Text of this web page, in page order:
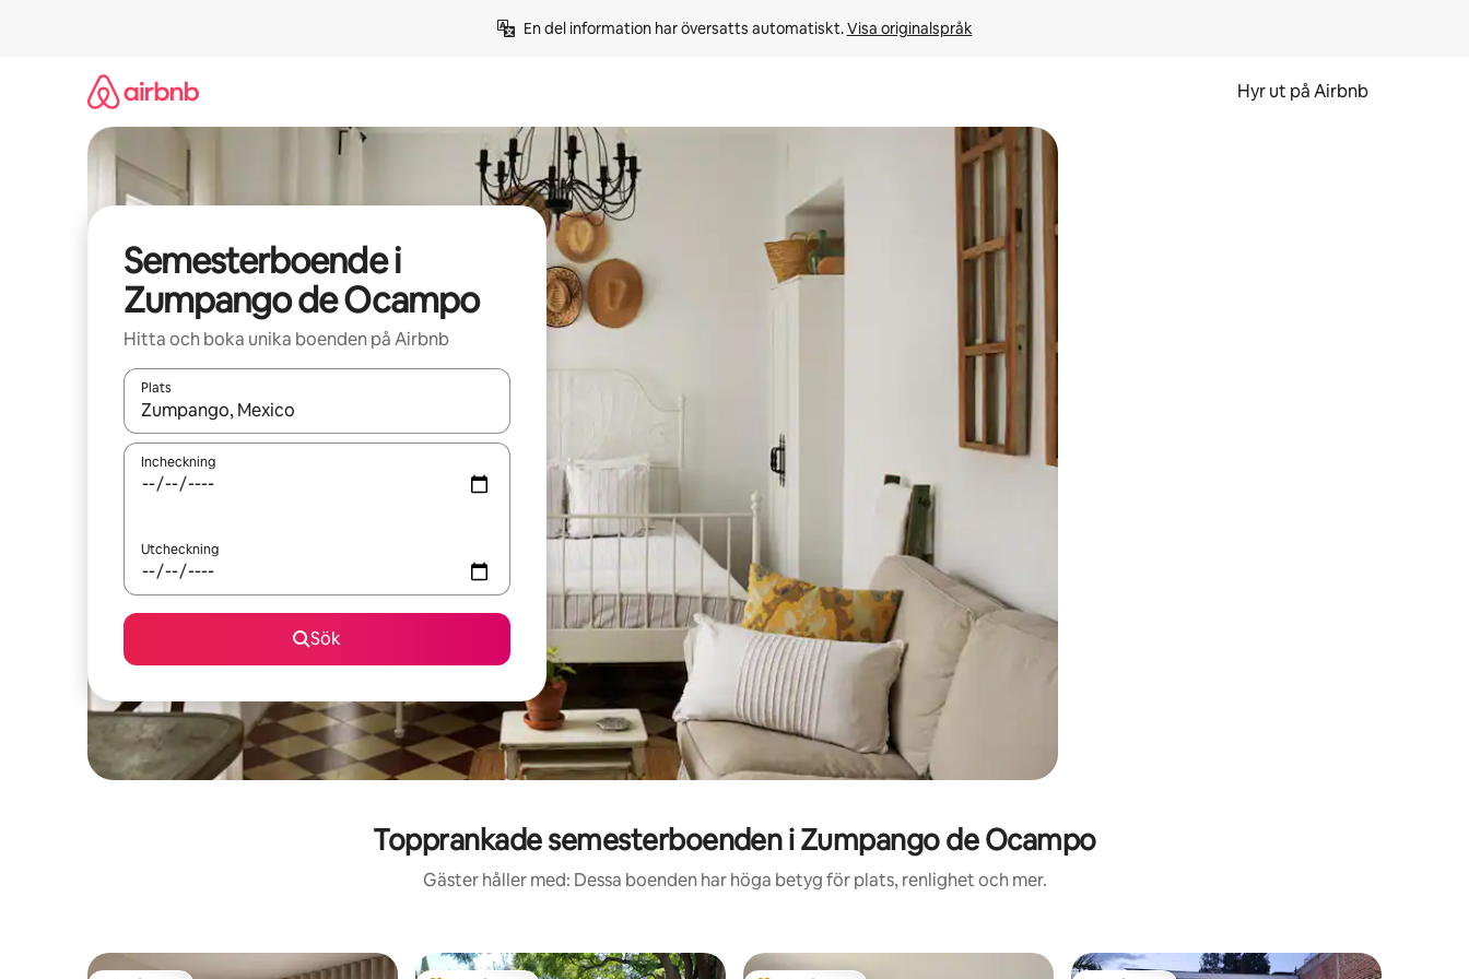
En del information har översatts automatiskt. Visa originalspråk
Hyr ut på Airbnb
Semesterboende i
Zumpango de Ocampo
Hitta och boka unika boenden på Airbnb
Plats
När resultaten är tillgängliga kan du navigera med upp- och nedåtpilarna eller utforska genom att trycka eller svepa.
Incheckning
Utcheckning
Sök
Topprankade semesterboenden i Zumpango de Ocampo
Gäster håller med: Dessa boenden har höga betyg för plats, renlighet och mer.